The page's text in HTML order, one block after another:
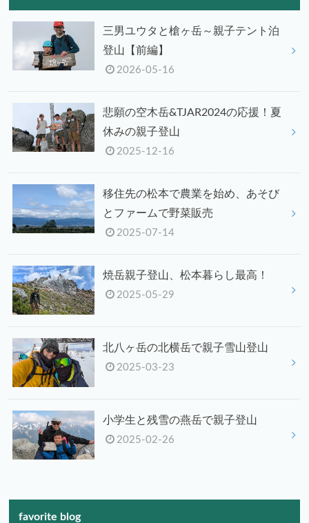
三男ユウタと槍ヶ岳～親子テント泊
登山【前編】
2026-05-16
悲願の空木岳&TJAR2024の応援！夏
休みの親子登山
2025-12-16
移住先の松本で農業を始め、あそび
とファームで野菜販売
2025-07-14
焼岳親子登山、松本暮らし最高！
2025-05-29
北八ヶ岳の北横岳で親子雪山登山
2025-03-23
小学生と残雪の燕岳で親子登山
2025-02-26
favorite blog